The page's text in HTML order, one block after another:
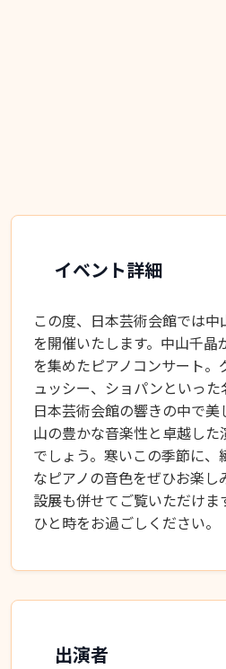
イベント詳細
この度、日本芸術会館では
を開催いたします。中山千晶
を集めたピアノコンサート。
ュッシー、ショパンといった
日本芸術会館の響きの中で
山の豊かな音楽性と卓越した
でしょう。寒いこの季節に
なピアノの音色をぜひお楽
設展も併せてご覧いただけま
ひと時をお過ごしください。
出演者